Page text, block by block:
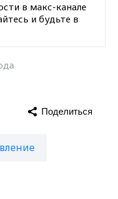
в макс-канале
и будьте в
Поделиться